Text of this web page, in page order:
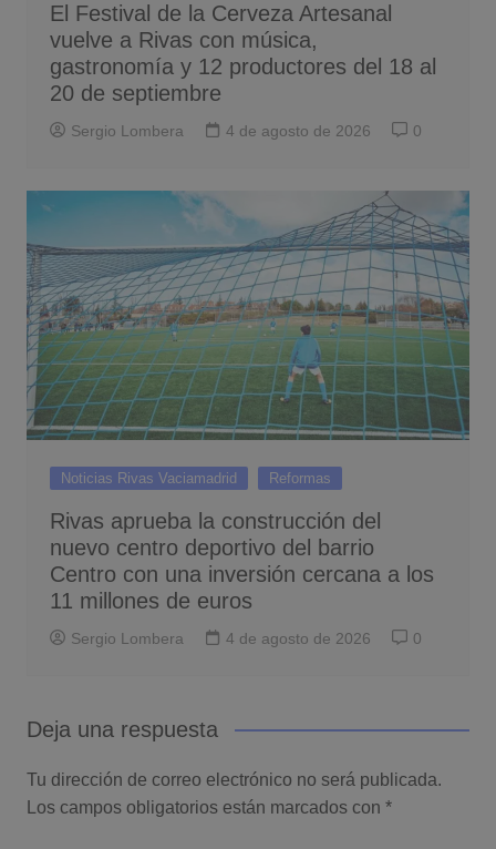
El Festival de la Cerveza Artesanal
vuelve a Rivas con música,
gastronomía y 12 productores del 18 al
20 de septiembre
Sergio Lombera 4 de agosto de 2026 0
Noticias Rivas Vaciamadrid Reformas
Rivas aprueba la construcción del
nuevo centro deportivo del barrio
Centro con una inversión cercana a los
11 millones de euros
Sergio Lombera 4 de agosto de 2026 0
Deja una respuesta
Tu dirección de correo electrónico no será publicada.
Los campos obligatorios están marcados con *